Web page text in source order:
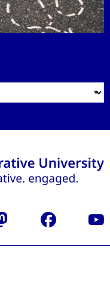
Facebook